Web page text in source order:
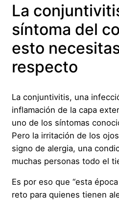
La
síntoma del
esto
respecto
La conjuntivitis, una
inflamación de la capa
uno de los síntomas
Pero la irritación de los
signo de alergia, una
muchas personas todo el
Es por eso que “esta
reto para quienes tienen